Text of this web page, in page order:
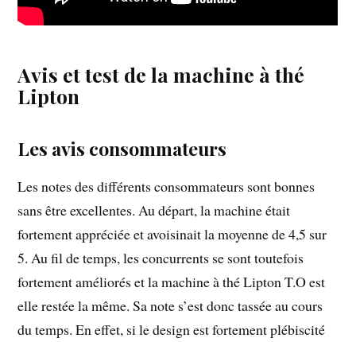
Avis et test de la machine à thé
Lipton
Les avis consommateurs
Les notes des différents consommateurs sont bonnes
sans être excellentes. Au départ, la machine était
fortement appréciée et avoisinait la moyenne de 4,5 sur
5. Au fil de temps, les concurrents se sont toutefois
fortement améliorés et la machine à thé Lipton T.O est
elle restée la même. Sa note s’est donc tassée au cours
du temps. En effet, si le design est fortement plébiscité